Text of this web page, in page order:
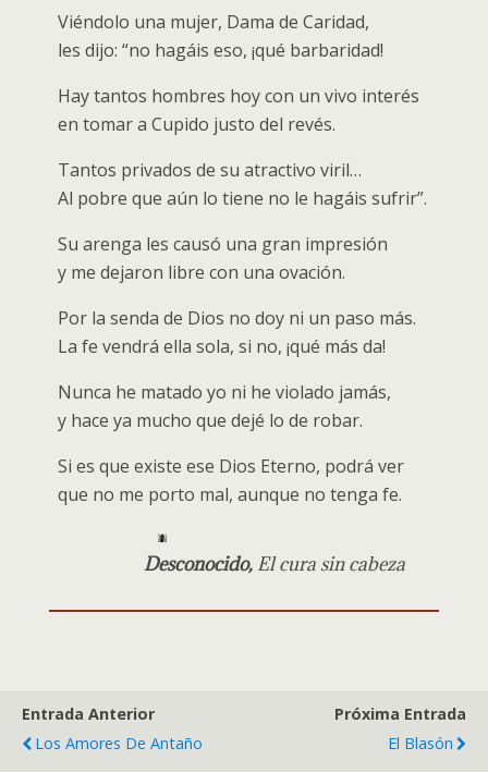
Viéndolo una mujer, Dama de Caridad,
les dijo: “no hagáis eso, ¡qué barbaridad!
Hay tantos hombres hoy con un vivo interés
en tomar a Cupido justo del revés.
Tantos privados de su atractivo viril…
Al pobre que aún lo tiene no le hagáis sufrir”.
Su arenga les causó una gran impresión
y me dejaron libre con una ovación.
Por la senda de Dios no doy ni un paso más.
La fe vendrá ella sola, si no, ¡qué más da!
Nunca he matado yo ni he violado jamás,
y hace ya mucho que dejé lo de robar.
Si es que existe ese Dios Eterno, podrá ver
que no me porto mal, aunque no tenga fe.
Desconocido, El cura sin cabeza
Entrada Anterior
Los Amores De Antaño
Próxima Entrada
El Blasón